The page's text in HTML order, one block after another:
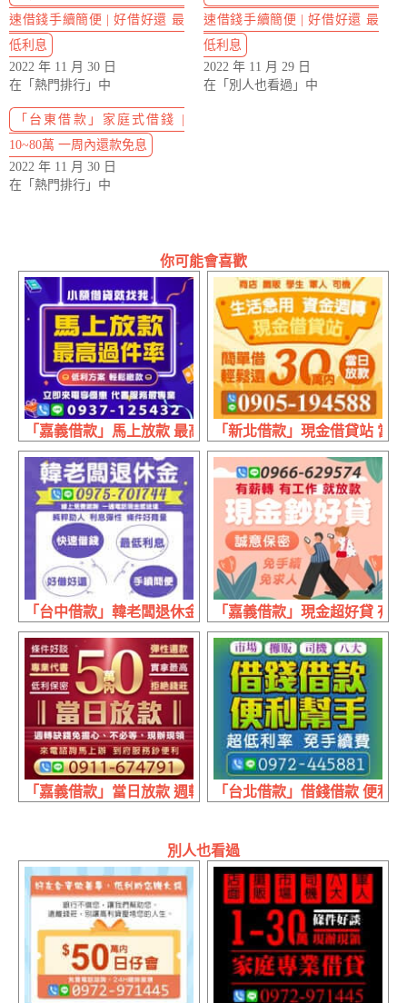
速借錢手續簡便 | 好借好還 最
低利息
2022 年 11 月 30 日
在「熱門排行」中
速借錢手續簡便 | 好借好還 最
低利息
2022 年 11 月 29 日
在「別人也看過」中
「台東借款」家庭式借錢 |
10~80萬 一周內還款免息
2022 年 11 月 30 日
在「熱門排行」中
你可能會喜歡
「嘉義借款」馬上放款 最高過件率 | 低利方案 輕鬆繳款
「新北借款」現金借貸站 當
「台中借款」韓老闆退休金 快速借錢手續簡便 | 好借好還
「嘉義借款」現金超好貸 有
「嘉義借款」當日放款 週轉缺錢免擔心 | 50萬內 實拿最高
「台北借款」借錢借款 便利
別人也看過